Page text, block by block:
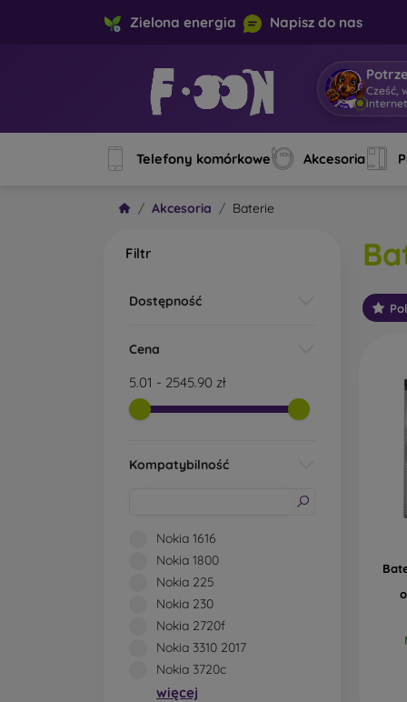
Zielona energia Napisz do nas
Cześć,
Telefony komórkowe Akcesoria
Akcesoria Baterie
Filtr
Dostępność
Cena
5.01 - 2545.90 zł
Kompatybilność
Nokia 1616
Nokia 1800
Nokia 225
Nokia 230
Nokia 2720f
Nokia 3310 2017
Nokia 3720c
więcej